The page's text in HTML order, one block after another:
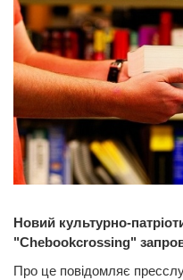
Новий культурно-
"Chebookcrossing"
Про це повідомляє